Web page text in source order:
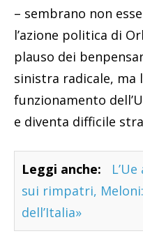
– sembrano non
l’azione politica di
plauso dei
sinistra radicale, ma
funzionamento
e diventa difficile
Leggi anche:
sui rimpatri,
dell’Italia»